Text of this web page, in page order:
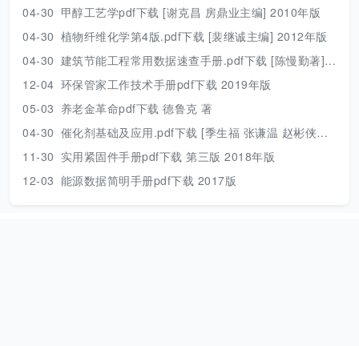
04-30 甲醇工艺学pdf下载 [谢克昌 房鼎业主编] 2010年版
04-30 植物纤维化学第4版.pdf下载 [裴继诚主编] 2012年版
04-30 建筑节能工程常用数据速查手册.pdf下载 [陈慢勤著] 2010年版
12-04 环保管家工作技术手册pdf下载 2019年版
05-03 养老金革命pdf下载 德鲁克 著
04-30 催化剂基础及应用.pdf下载 [季生福 张谦温 赵彬侠编] 2011年版
11-30 实用紧固件手册pdf下载 第三版 2018年版
12-03 能源数据简明手册pdf下载 2017版